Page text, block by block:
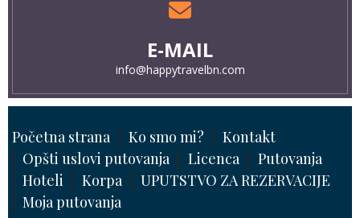
E-MAIL
info@happytravelbn.com
Početna strana Ko smo mi?
Kontakt
Opšti uslovi putovanja
Licenca
Putovanja
Hoteli
Korpa
UPUTSTVO ZA REZERVACIJE
Moja putovanja